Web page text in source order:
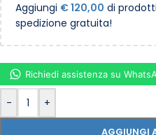
Aggiungi €120,00 di
spedizione gratuita!
- +
AGGIUNGI
Richiedi assistenza su